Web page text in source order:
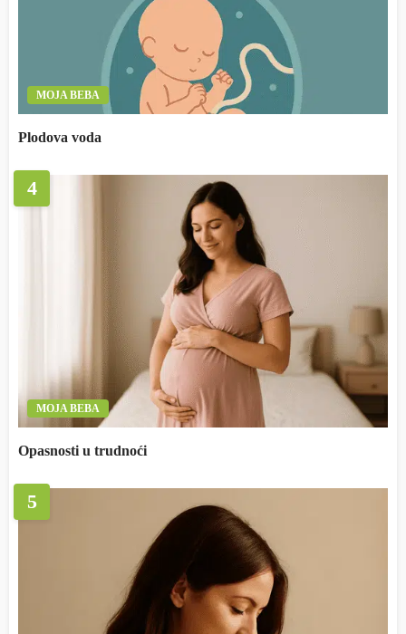
MOJA BEBA
Plodova voda
4
MOJA BEBA
Opasnosti u trudnoći
5